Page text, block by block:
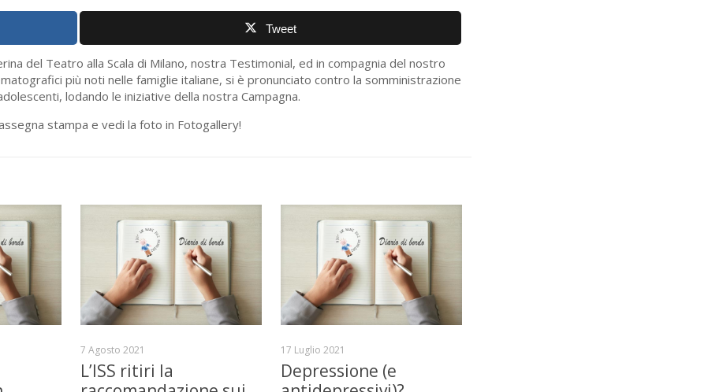
Tweet
del Teatro alla Scala di Milano, nostra Testimonial, ed in compagnia del nostro
più noti nelle famiglie italiane, si è pronunciato contro la somministrazione
lodando le iniziative della nostra Campagna.
stampa e vedi la foto in Fotogallery!
7 Agosto 2021
L’ISS ritiri la
17 Luglio 2021
Depressione (e